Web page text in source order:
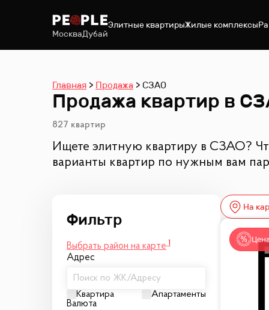
МоскваДубай
Элитные квартирыЖилые комплексы
Главная Продажа СЗАО
Продажа квартир в
827 квартир
Ищете элитную квартиру в СЗАО?
варианты квартир по нужным вам
Выбрать район на карте 1
Адрес
Поиск по ЖК/Адресу
Квартира
Апартаменты
Валюта
На